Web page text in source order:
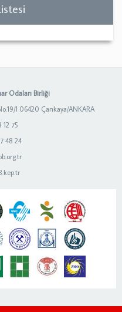
Odaları Birliği
1 06420 Çankaya/ANKARA
12 75
48 24